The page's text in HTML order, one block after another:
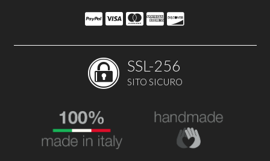
SSL-256
SITO SICURO